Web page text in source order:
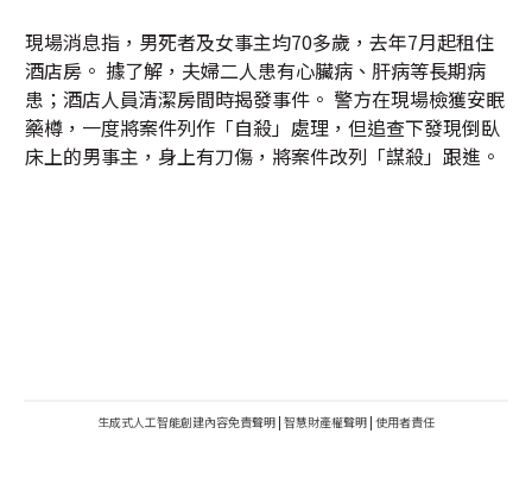
現場消息指，男死者及女事主均70多歲，去年7月起租住
酒店房。 據了解，夫婦二人患有心臟病、肝病等長期病
患；酒店人員清潔房間時揭發事件。 警方在現場檢獲安眠
藥樽，一度將案件列作「自殺」處理，但追查下發現倒臥
床上的男事主，身上有刀傷，將案件改列「謀殺」跟進。
生成式人工智能創建內容免責聲明 | 智慧財產權聲明 | 使用者責任